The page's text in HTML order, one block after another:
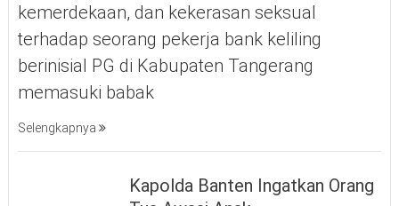
kemerdekaan, dan kekerasan seksual
terhadap seorang pekerja bank keliling
berinisial PG di Kabupaten Tangerang
memasuki babak
Selengkapnya
Kapolda Banten Ingatkan Orang